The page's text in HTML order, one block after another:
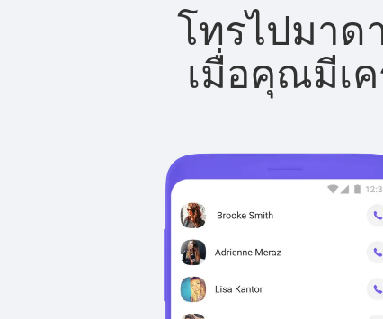
โทรไปมาด
เมื่อคุณมีเ